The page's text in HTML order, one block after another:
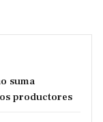
suma
productores